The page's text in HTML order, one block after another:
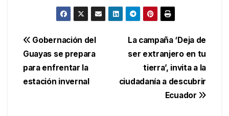
Navegación
de
entradas
La campaña ‘Deja de
ser extranjero en tu
tierra’, invita a la
ciudadanía a descubrir
Ecuador
Gobernación del
Guayas se prepara
para enfrentar la
estación invernal